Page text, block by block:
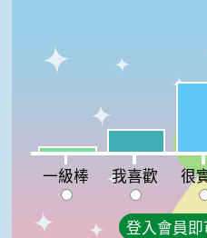
一級棒:3%
我喜歡:13%
很實
一級棒 我喜歡 很
登入會員